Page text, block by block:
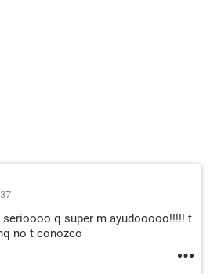
q super m ayudooooo!!!!! t
no t conozco